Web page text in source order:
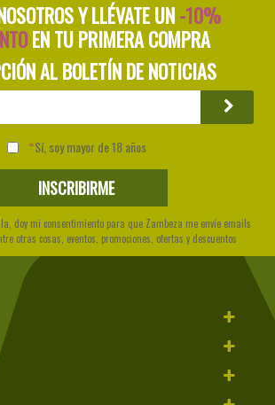
Y LLÉVATE UN-10%
EN TU PRIMERA COMPRA
AL BOLETÍN DE NOTICIAS
Sí, soy mayor de 18 años
doy mi consentimiento para que Zambeza me envíe emails
otras cosas, eventos, promociones, ofertas y descuentos